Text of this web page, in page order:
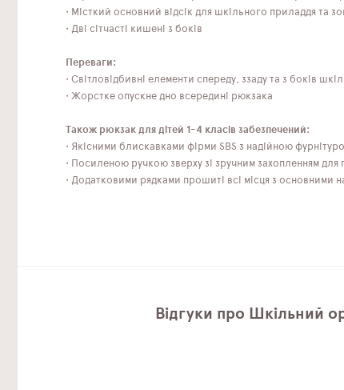
• Місткий основний відсік для шкільного приладдя та
• Дві сітчасті кишені з боків
Переваги:
• Світловідбивні елементи спереду, ззаду та з боків
• Жорстке опускне дно всередині рюкзака
Також рюкзак для дітей 1-4 класів забезпечений:
• Якісними блискавками фірми SBS з надійною
• Посиленою ручкою зверху зі зручним захопленням для
• Додатковими рядками прошиті всі місця з основними
Відгуки про Шкільний